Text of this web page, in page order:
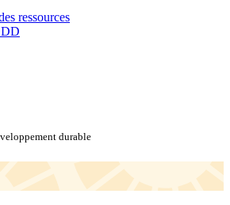
ressources
durable